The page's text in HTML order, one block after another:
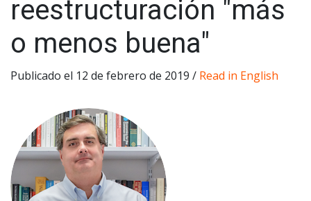
reestructuración "más
o menos buena"
Publicado el 12 de febrero de 2019 / Read in English